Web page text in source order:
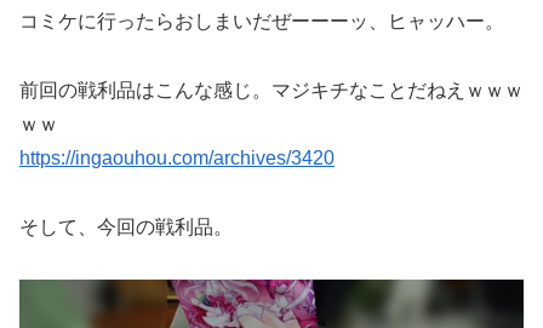
コミケに行ったらおしまいだぜーーーッ、ヒャッハー。
前回の戦利品はこんな感じ。マジキチなことだねえｗｗｗ
ｗｗ
https://ingaouhou.com/archives/3420
そして、今回の戦利品。